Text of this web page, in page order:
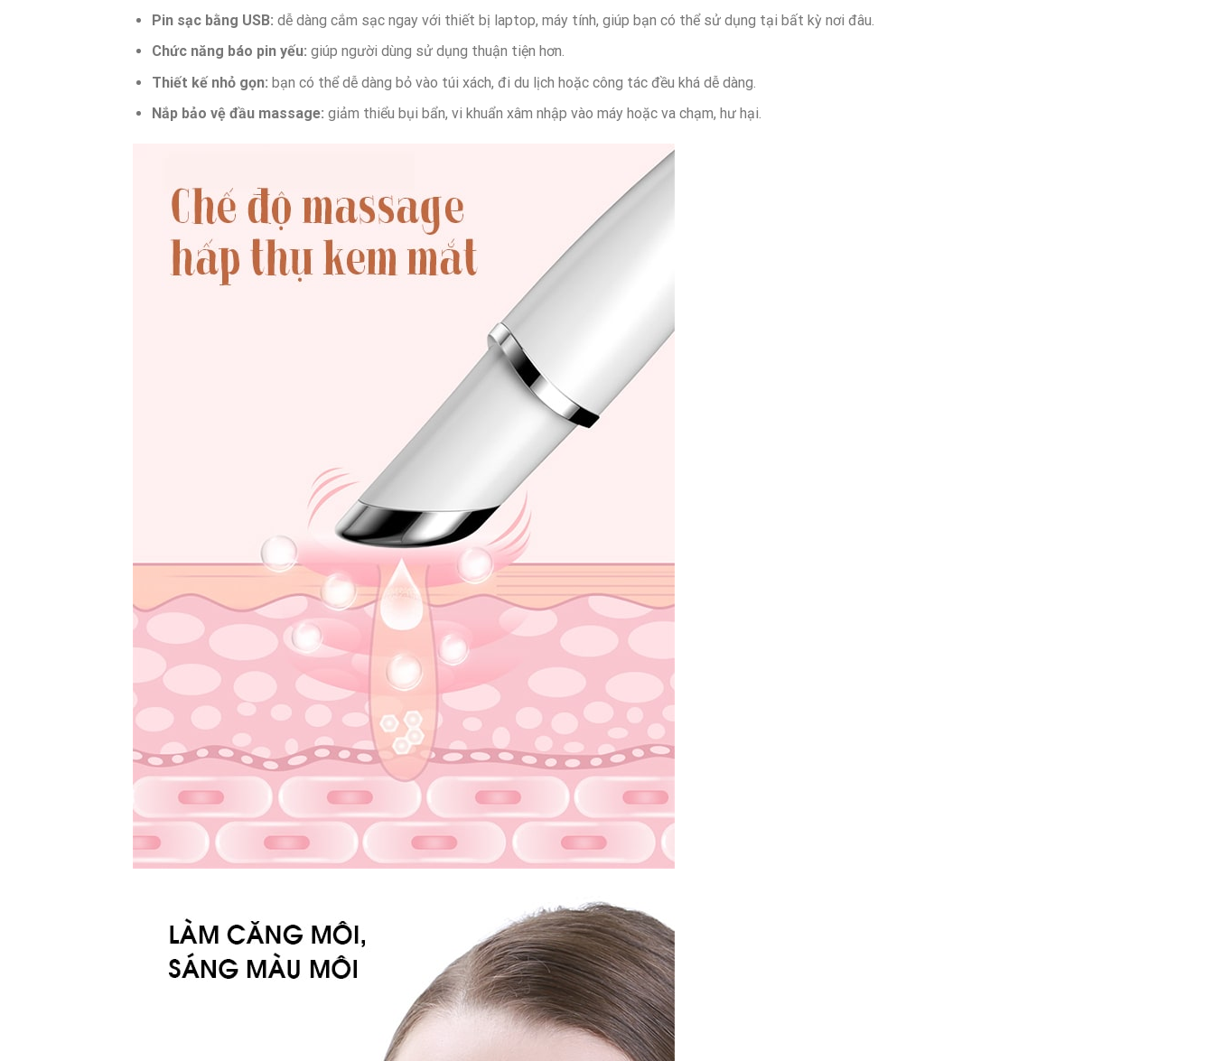
Pin sạc bằng USB: dễ dàng cắm sạc ngay với thiết bị laptop, máy tính, giúp bạn có thể sử dụng tại bất kỳ nơi đâu.
Chức năng báo pin yếu: giúp người dùng sử dụng thuận tiện hơn.
Thiết kế nhỏ gọn: bạn có thể dễ dàng bỏ vào túi xách, đi du lịch hoặc công tác đều khá dễ dàng.
Nắp bảo vệ đầu massage: giảm thiểu bụi bẩn, vi khuẩn xâm nhập vào máy hoặc va chạm, hư hại.